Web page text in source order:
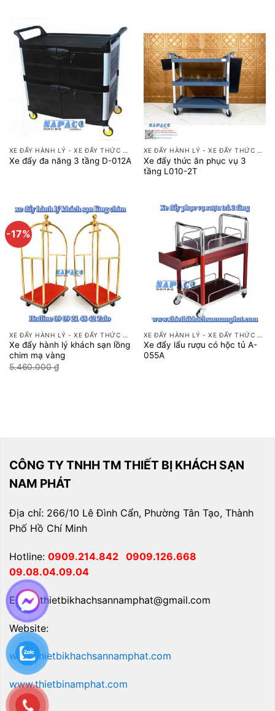
XE ĐẨY HÀNH LÝ - XE ĐẨY THỨC ĂN
Xe đẩy đa năng 3 tầng D-012A
XE ĐẨY HÀNH LÝ - XE ĐẨY THỨC ĂN
Xe đẩy thức ăn phục vụ 3
tầng L010-2T
-17%
XE ĐẨY HÀNH LÝ - XE ĐẨY THỨC ĂN
Xe đẩy hành lý khách sạn lồng
chim mạ vàng
5.460.000₫
XE ĐẨY HÀNH LÝ - XE ĐẨY THỨC ĂN
Xe đẩy lẩu rượu có hộc tủ A-
055A
CÔNG TY TNHH TM THIẾT BỊ KHÁCH SẠN
NAM PHÁT
Địa chỉ: 266/10 Lê Đình Cẩn, Phường Tân Tạo, Thành
Phố Hồ Chí Minh
Hotline: 0909.214.842 0909.126.668
09.08.04.09.04
Email: thietbikhachsannamphat@gmail.com
Website:
www.thietbikhachsannamphat.com
www.thietbinamphat.com